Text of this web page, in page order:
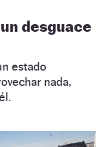
desguace
estado
nada,